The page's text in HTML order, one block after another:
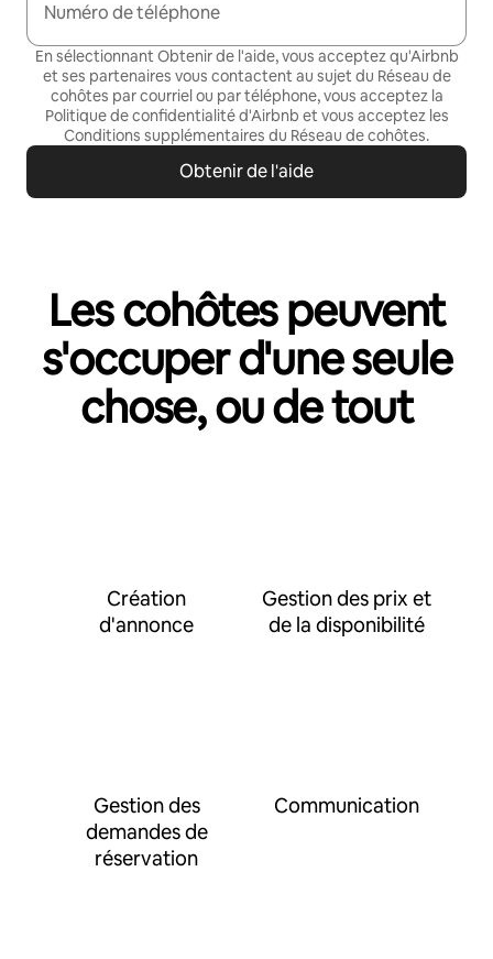
Numéro de téléphone
En sélectionnant Obtenir de l'aide, vous acceptez qu'Airbnb
et ses partenaires vous contactent au sujet du Réseau de
cohôtes par courriel ou par téléphone, vous acceptez la
Politique de confidentialitéd'Airbnb et vous acceptez les
Conditions supplémentaires du Réseau de cohôtes.
Obtenir de l'aide
Les cohôtes peuvent
s'occuper d'une seule
chose, ou de tout
Création
d'annonce
Gestion des prix et
de la disponibilité
Gestion des
demandes de
réservation
Communication